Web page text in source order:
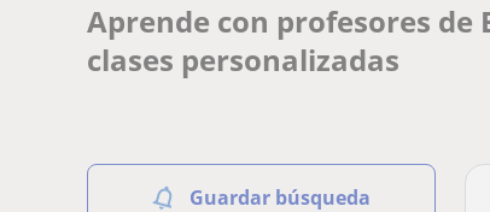
Aprende con profesores de
clases personalizadas
Guardar búsqueda